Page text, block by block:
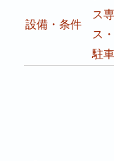
設備・条件
ス
ス
駐